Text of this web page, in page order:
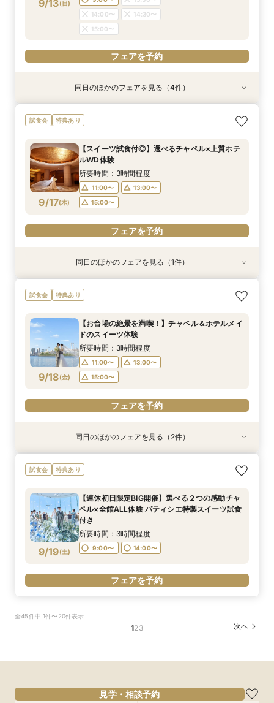
フェアを予約
フェアを予約
9/13(日)
14:00〜
14:30〜
15:00〜
フェアを予約
9/13(日
【見積り徹底比較！】 感動チャペル体験×安心◎
お見積り相談会
9:00〜
14:00〜
14:30〜
15:00〜
9/13(日
【ドレス特典◎】感動チャペル＆本番直前コー
ディネート体験
9:00〜
14:00〜
14:30〜
15:00〜
特典あり
9/13(日
初見特典有◎【安心！初めてを応援】豪華無料試
食×ホテルWDまるっと体験
9:00〜
フェアを予約
特典あり
9/13(日
【6名から25名に◎】 絶景を楽しめる少人数
WD×豪華試食会
9:00〜
フェアを予約
同日のほかのフェアを見る（4件）
試食会 特典あり
9/17(木)
【スイーツ試食付◎】選べるチャペル×上質ホテ
ルWD体験
所要時間：3時間程度
11:00〜
13:00〜
15:00〜
フェアを予約
9/17(木
【見積り比較】 選べる2つのチャペル体験×安心
◎ご予算相談会
11:00〜
13:00〜
15:00〜
フェアを予約
同日のほかのフェアを見る（1件）
試食会 特典あり
9/18(金)
【お台場の絶景を満喫！】チャペル＆ホテルメイ
ドのスイーツ体験
所要時間：3時間程度
11:00〜
13:00〜
15:00〜
フェアを予約
9/18(金)
【少人数限定】 挙式＆会食プライベートウエ
ディングフェア
11:00〜
13:00〜
15:00〜
フェアを予約
9/18(金)
【見積り比較】 選べる2つのチャペル体験×安心
◎ご予算相談会
11:00〜
13:00〜
15:00〜
フェアを予約
同日のほかのフェアを見る（2件）
試食会 特典あり
9/19(土)
【連休初日限定BIG開催】選べる２つの感動チャ
ペル×全館ALL体験 パティシエ特製スイーツ試食
付き
所要時間：3時間程度
9:00〜 14:00〜
フェアを予約
全45件中 1件〜20件表示
123 次へ
見学・相談予約